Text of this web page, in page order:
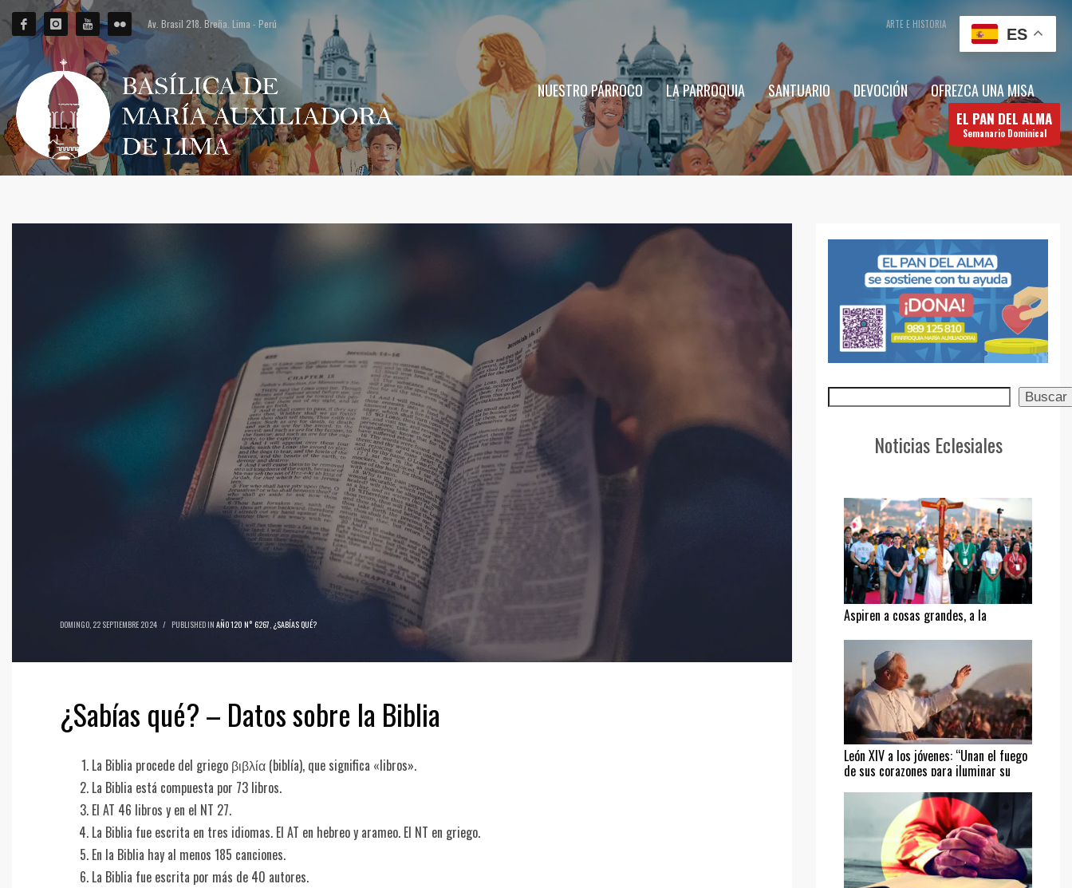
Av. Brasil 218. Breña. Lima - Perú ARTE E HISTORIA CONTÁCTENOS
NUESTRO PÁRROCO LA PARROQUIA SANTUARIO DEVOCIÓN OFREZCA UNA MISA
EL PAN DEL ALMA
Semanario Dominical
DOMINGO, 22 SEPTIEMBRE 2024 / PUBLISHED IN AÑO 120 N° 6267 ¿SABÍAS QUÉ?
¿Sabías qué? – Datos sobre la Biblia
La Biblia procede del griego βιβλία (biblía), que significa «libros».
La Biblia está compuesta por 73 libros.
El AT 46 libros y en el NT 27.
La Biblia fue escrita en tres idiomas. El AT en hebreo y arameo. El NT en griego.
En la Biblia hay al menos 185 canciones.
La Biblia fue escrita por más de 40 autores.
Buscar Buscar
Noticias Eclesiales
Aspiren a cosas grandes, a la
León XIV a los jóvenes: “Unan el fuego
de sus corazones para iluminar su
ES